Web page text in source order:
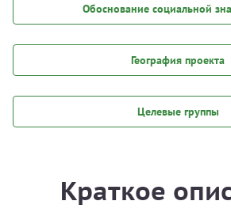
Обоснование социальной
География проекта
Целевые группы
Краткое